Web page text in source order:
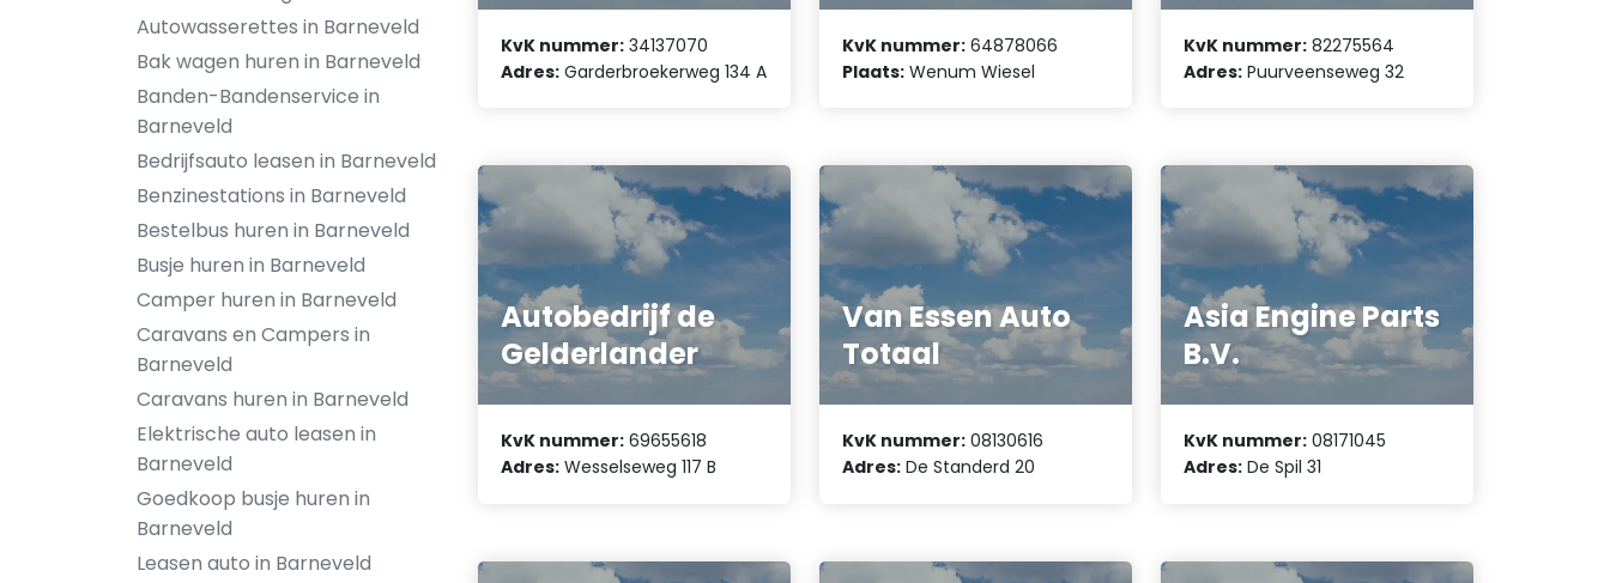
Autowasserettes in Barneveld
Bak wagen huren in Barneveld
Banden-Bandenservice in
Barneveld
Bedrijfsauto leasen in Barneveld
Benzinestations in Barneveld
Bestelbus huren in Barneveld
Busje huren in Barneveld
Camper huren in Barneveld
Caravans en Campers in
Barneveld
Caravans huren in Barneveld
Elektrische auto leasen in
Barneveld
Goedkoop busje huren in
Barneveld
Leasen auto in Barneveld
KvK nummer: 34137070
Adres: Garderbroekerweg 134 A
KvK nummer: 64878066
Plaats: Wenum Wiesel
KvK nummer: 82275564
Adres: Puurveenseweg 32
Autobedrijf de
Gelderlander
KvK nummer: 69655618
Adres: Wesselseweg 117 B
Van Essen Auto
Totaal
KvK nummer: 08130616
Adres: De Standerd 20
Asia Engine Parts
B.V.
KvK nummer: 08171045
Adres: De Spil 31